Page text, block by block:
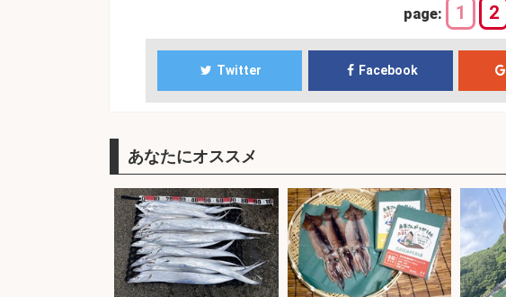
page: 1 2
Twitter Facebook
あなたにオススメ